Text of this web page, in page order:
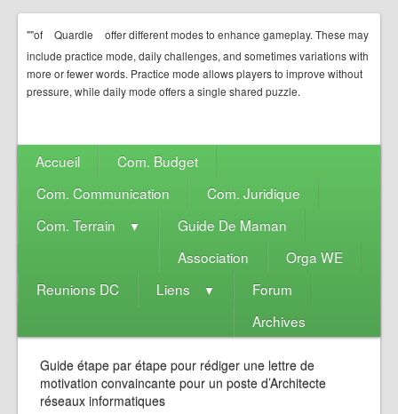
""of Quardle
offer different modes to enhance gameplay. These may
include practice mode, daily challenges, and sometimes variations with
more or fewer words. Practice mode allows players to improve without
pressure, while daily mode offers a single shared puzzle.
Accueil
Com. Budget
Com. Communication
Com. Juridique
Com. Terrain
▼
Guide De Maman
Association
Orga WE
Reunions DC
Liens ▼
Forum
Archives
Guide étape par étape pour rédiger une lettre de
motivation convaincante pour un poste d’Architecte
réseaux informatiques